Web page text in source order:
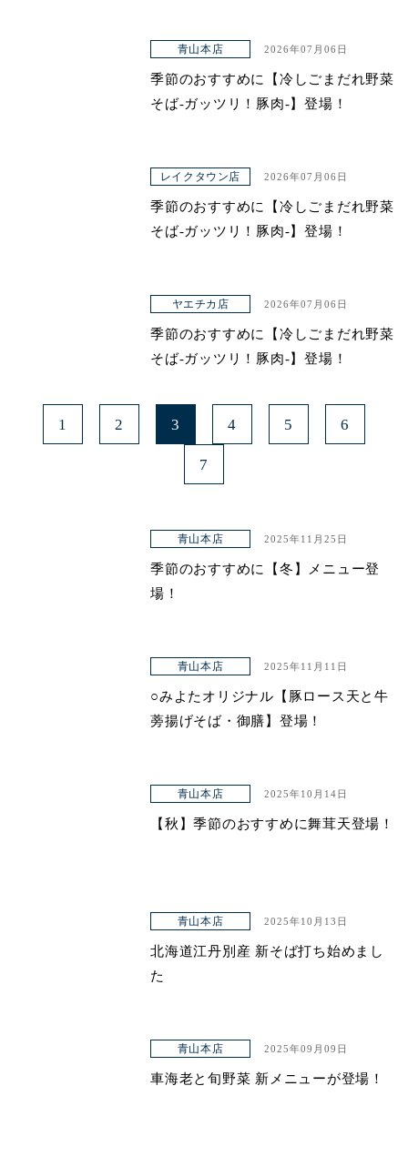
アクセス
青山本店
与野店
青山本店 2026年07月06日
季節のおすすめに【冷しごまだれ野菜
そば-ガッツリ！豚肉-】登場！
レイクタウン店 2026年07月06日
季節のおすすめに【冷しごまだれ野菜
そば-ガッツリ！豚肉-】登場！
ヤエチカ店 2026年07月06日
季節のおすすめに【冷しごまだれ野菜
そば-ガッツリ！豚肉-】登場！
1 2 3 4 5 6
7
青山本店 2025年11月25日
季節のおすすめに【冬】メニュー登
場！
青山本店 2025年11月11日
○みよたオリジナル【豚ロース天と牛
蒡揚げそば・御膳】登場！
青山本店 2025年10月14日
【秋】季節のおすすめに舞茸天登場！
青山本店 2025年10月13日
北海道江丹別産 新そば打ち始めまし
た
青山本店 2025年09月09日
車海老と旬野菜 新メニューが登場！